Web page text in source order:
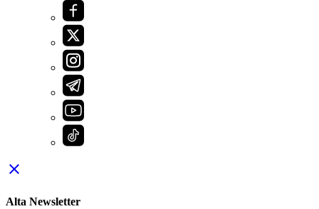
close
Alta Newsletter